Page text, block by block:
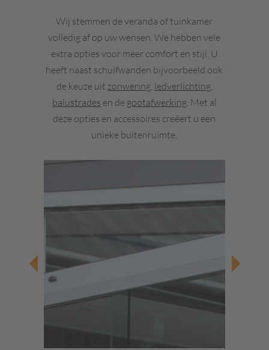
Wij stemmen de veranda of tuinkamer
volledig af op uw wensen. We hebben vele
extra opties voor meer comfort en stijl. U
heeft naast schuifwanden bijvoorbeeld ook
de keuze uit zonwering, ledverlichting,
balustrades en de gootafwerking. Met al
deze opties en accessoires creëert u een
unieke buitenruimte.